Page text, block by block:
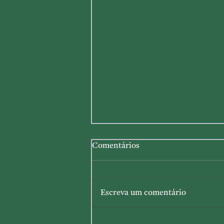
Comentários
Escreva um comentário